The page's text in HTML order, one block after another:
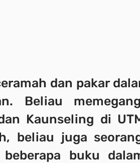
dan pakar
Beliau
Kaunseling di
beliau juga
buku